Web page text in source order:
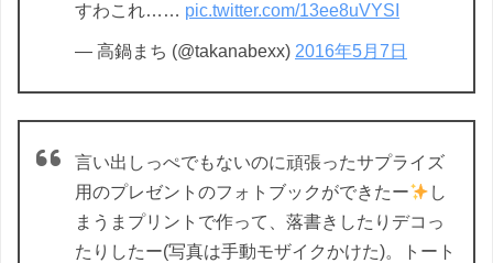
すわこれ…… pic.twitter.com/13ee8uVYSI
— 高鍋まち (@takanabexx) 2016年5月7日
言い出しっぺでもないのに頑張ったサプライズ
用のプレゼントのフォトブックができたー
し
まうまプリントで作って、落書きしたりデコっ
たりしたー(写真は手動モザイクかけた)。トート